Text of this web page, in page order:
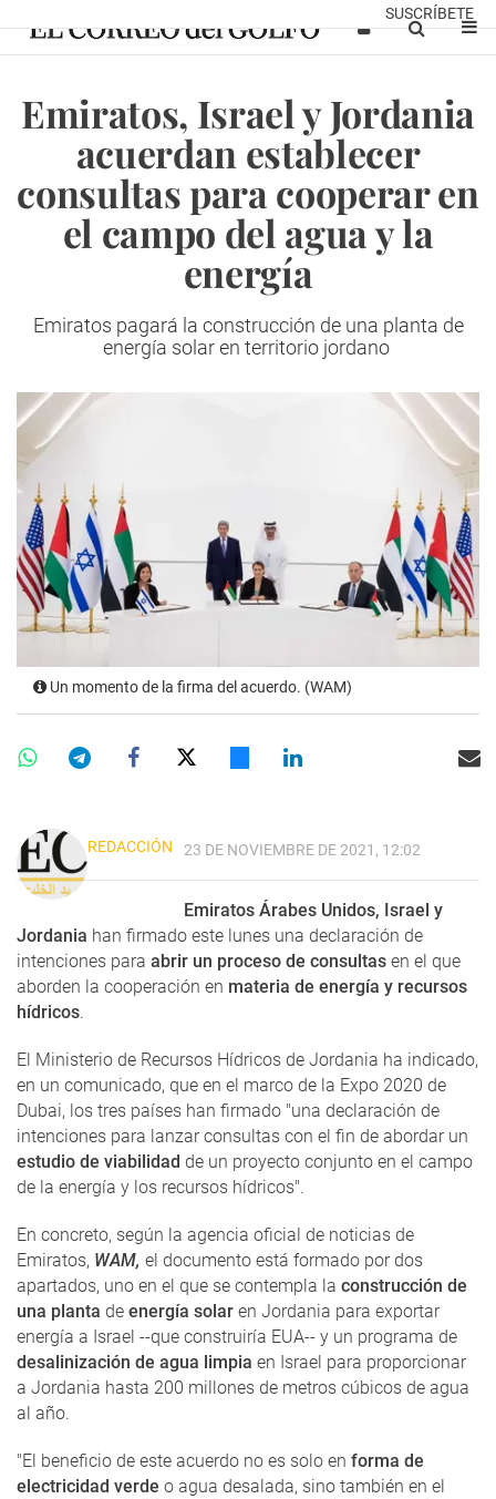
SUSCRÍBETE
Emiratos, Israel y Jordania
acuerdan establecer
consultas para cooperar en
el campo del agua y la
energía
Emiratos pagará la construcción de una planta de
energía solar en territorio jordano
Un momento de la firma del acuerdo. (WAM)
REDACCIÓN 23 DE NOVIEMBRE DE 2021, 12:02
Emiratos Árabes Unidos, Israel y
Jordania han firmado este lunes una declaración de
intenciones para abrir un proceso de consultas en el que
aborden la cooperación en materia de energía y recursos
hídricos.
El Ministerio de Recursos Hídricos de Jordania ha indicado,
en un comunicado, que en el marco de la Expo 2020 de
Dubai, los tres países han firmado "una declaración de
intenciones para lanzar consultas con el fin de abordar un
estudio de viabilidad de un proyecto conjunto en el campo
de la energía y los recursos hídricos".
En concreto, según la agencia oficial de noticias de
Emiratos, WAM, el documento está formado por dos
apartados, uno en el que se contempla la construcción de
una planta de energía solar en Jordania para exportar
energía a Israel --que construiría EUA-- y un programa de
desalinización de agua limpia en Israel para proporcionar
a Jordania hasta 200 millones de metros cúbicos de agua
al año.
"El beneficio de este acuerdo no es solo en forma de
electricidad verde o agua desalada, sino también en el